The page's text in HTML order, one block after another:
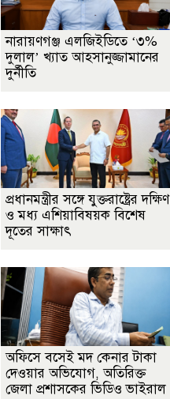
নারায়ণগঞ্জ এলজিইডিতে ‘৩%
দুলাল’ খ্যাত আহসানুজ্জামানের
দুর্নীতি
প্রধানমন্ত্রীর সঙ্গে যুক্তরাষ্ট্রের দক্ষিণ
ও মধ্য এশিয়াবিষয়ক বিশেষ
দূতের সাক্ষাৎ
অফিসে বসেই মদ কেনার টাকা
দেওয়ার অভিযোগ, অতিরিক্ত
জেলা প্রশাসকের ভিডিও ভাইরাল